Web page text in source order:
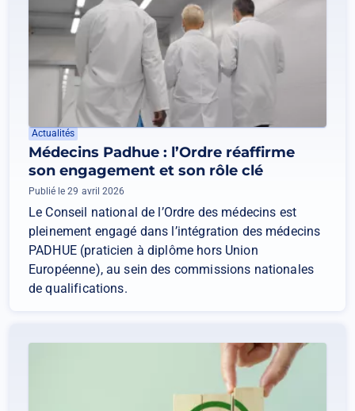
Actualités
Médecins Padhue : l’Ordre réaffirme
son engagement et son rôle clé
Publié le 29 avril 2026
Le Conseil national de l’Ordre des médecins est
pleinement engagé dans l’intégration des médecins
PADHUE (praticien à diplôme hors Union
Européenne), au sein des commissions nationales
de qualifications.